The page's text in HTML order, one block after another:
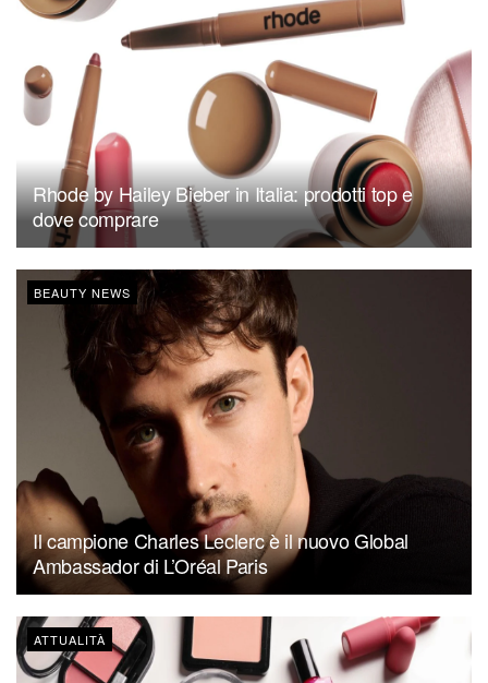
Rhode by Hailey Bieber in Italia: prodotti top e
dove comprare
BEAUTY NEWS
Il campione Charles Leclerc è il nuovo Global
Ambassador di L’Oréal Paris
ATTUALITÀ